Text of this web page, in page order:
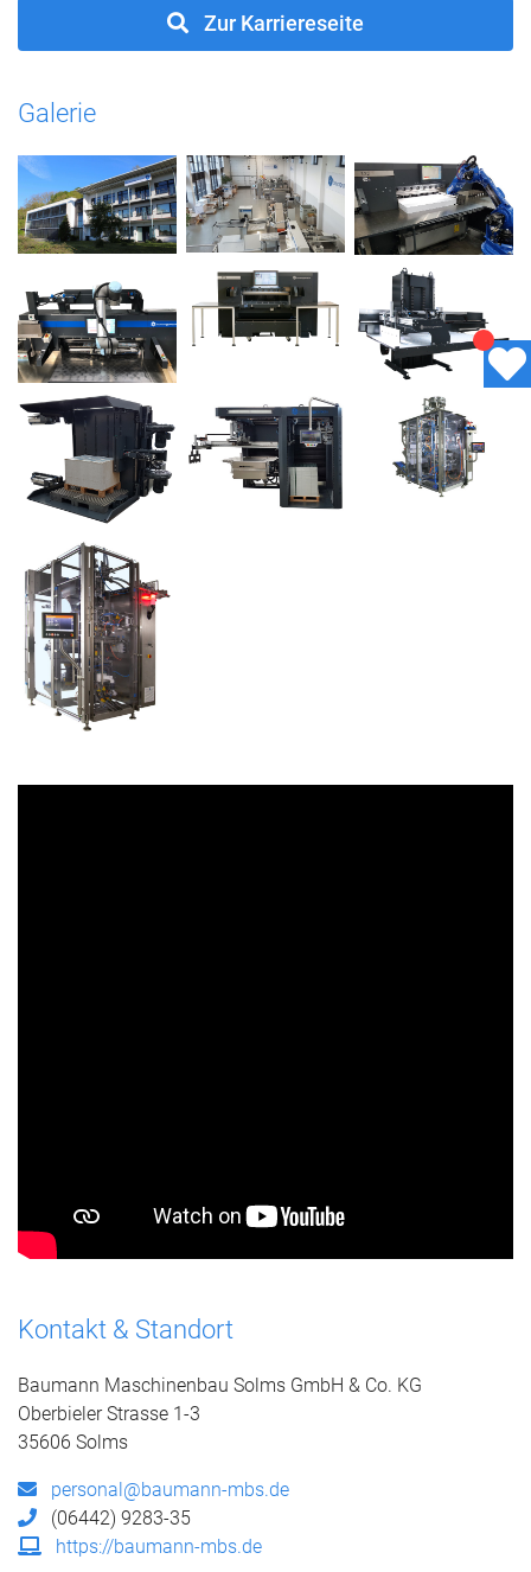
Zur Karriereseite
Galerie
Kontakt & Standort
Baumann Maschinenbau Solms GmbH & Co. KG
Oberbieler Strasse 1-3
35606 Solms
personal@baumann-mbs.de
(06442) 9283-35
https://baumann-mbs.de